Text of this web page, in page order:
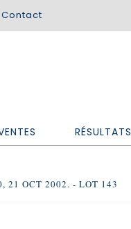
Contact
RÉSULTATS
21 OCT 2002. - LOT 143